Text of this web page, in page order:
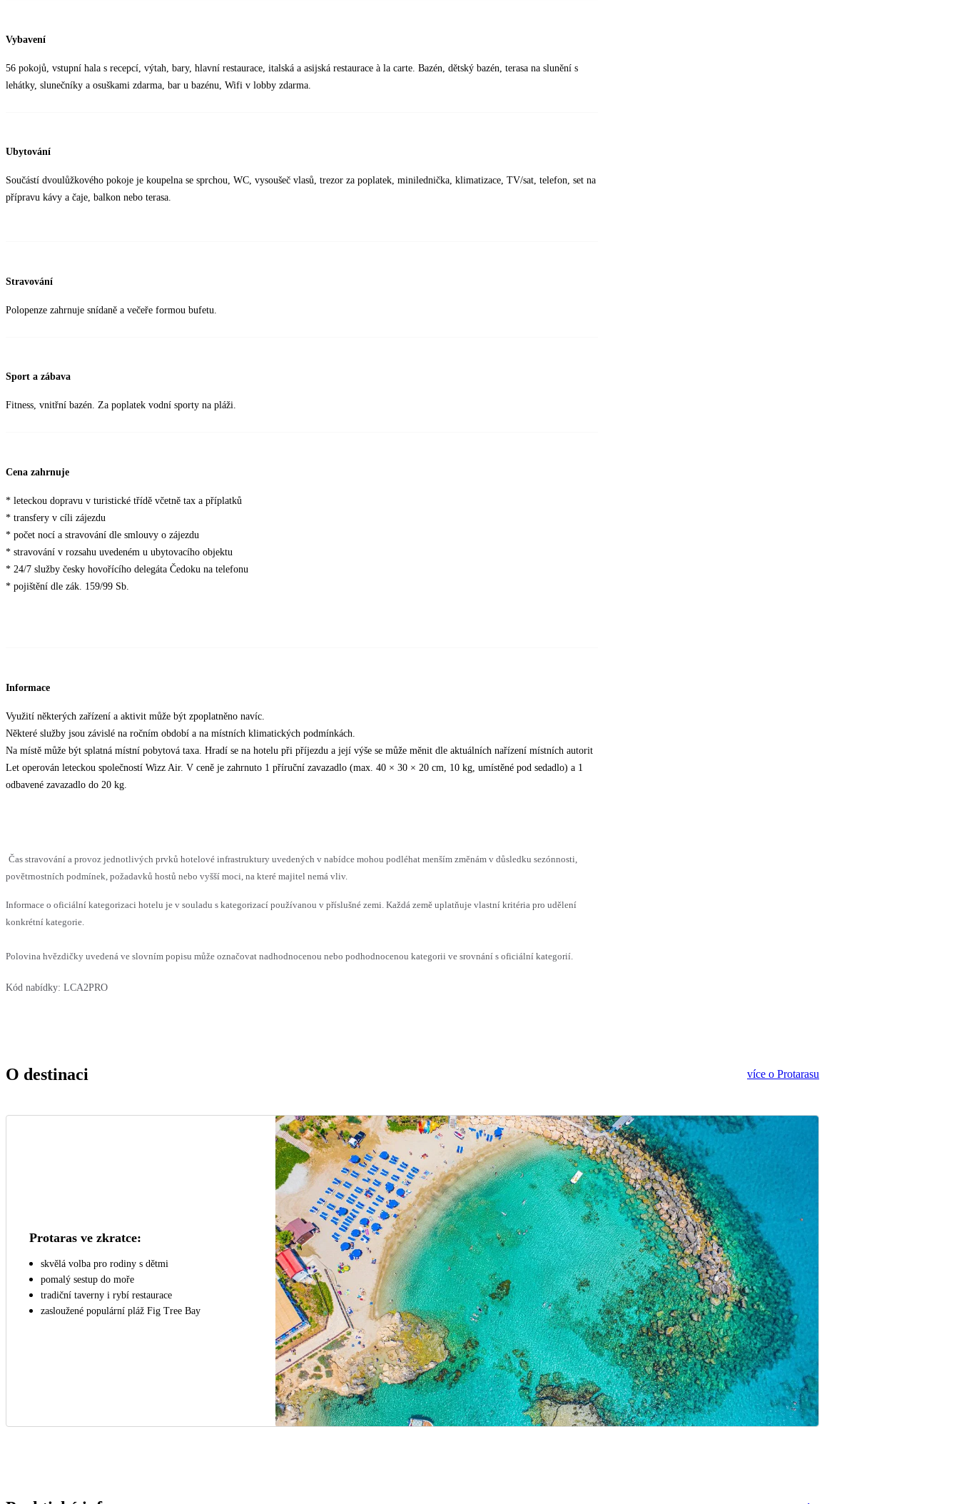
Vybavení
56 pokojů, vstupní hala s recepcí, výtah, bary, hlavní restaurace, italská a asijská restaurace à la carte. Bazén, dětský bazén, terasa na slunění s
lehátky, slunečníky a osuškami zdarma, bar u bazénu, Wifi v lobby zdarma.
Ubytování
Součástí dvoulůžkového pokoje je koupelna se sprchou, WC, vysoušeč vlasů, trezor za poplatek, minilednička, klimatizace, TV/sat, telefon, set na
přípravu kávy a čaje, balkon nebo terasa.
Stravování
Polopenze zahrnuje snídaně a večeře formou bufetu.
Sport a zábava
Fitness, vnitřní bazén. Za poplatek vodní sporty na pláži.
Cena zahrnuje
* leteckou dopravu v turistické třídě včetně tax a příplatků
* transfery v cíli zájezdu
* počet nocí a stravování dle smlouvy o zájezdu
* stravování v rozsahu uvedeném u ubytovacího objektu
* 24/7 služby česky hovořícího delegáta Čedoku na telefonu
* pojištění dle zák. 159/99 Sb.
Informace
Využití některých zařízení a aktivit může být zpoplatněno navíc.
Některé služby jsou závislé na ročním období a na místních klimatických podmínkách.
Na místě může být splatná místní pobytová taxa. Hradí se na hotelu při příjezdu a její výše se může měnit dle aktuálních nařízení místních autorit
Let operován leteckou společností Wizz Air. V ceně je zahrnuto 1 příruční zavazadlo (max. 40 × 30 × 20 cm, 10 kg, umístěné pod sedadlo) a 1
odbavené zavazadlo do 20 kg.
Čas stravování a provoz jednotlivých prvků hotelové infrastruktury uvedených v nabídce mohou podléhat menším změnám v důsledku sezónnosti,
povětrnostních podmínek, požadavků hostů nebo vyšší moci, na které majitel nemá vliv.
Informace o oficiální kategorizaci hotelu je v souladu s kategorizací používanou v příslušné zemi. Každá země uplatňuje vlastní kritéria pro udělení
konkrétní kategorie.
Polovina hvězdičky uvedená ve slovním popisu může označovat nadhodnocenou nebo podhodnocenou kategorii ve srovnání s oficiální kategorií.
Kód nabídky: LCA2PRO
O destinaci více o Protarasu
Protaras ve zkratce:
skvělá volba pro rodiny s dětmi
pomalý sestup do moře
tradiční taverny i rybí restaurace
zasloužené populární pláž Fig Tree Bay